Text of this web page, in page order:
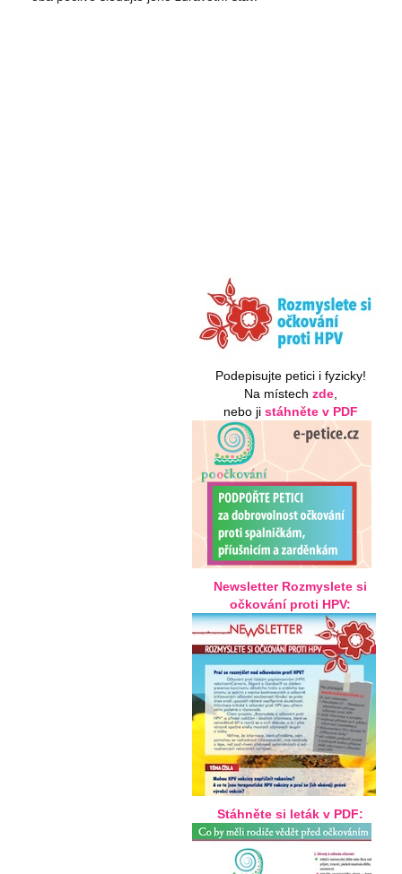
Podepisujte petici i fyzicky!
Na místech zde,
nebo ji stáhněte v PDF
Newsletter Rozmyslete si
očkování proti HPV:
Stáhněte si leták v PDF: